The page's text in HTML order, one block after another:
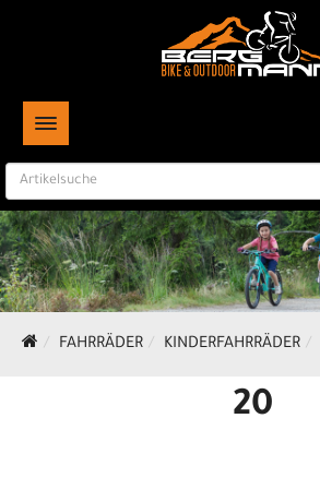
TOGGLE NAVIGATION
FAHRRÄDER KINDERFAHRRÄDER
20